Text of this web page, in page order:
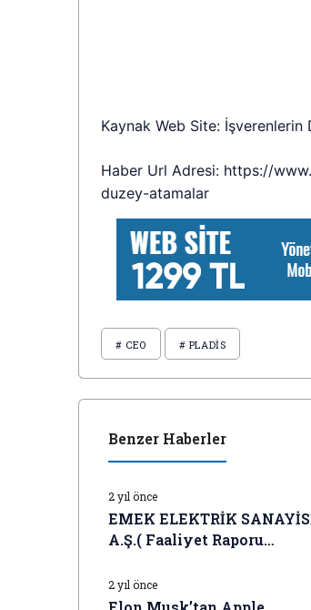
Kaynak Web Site: İşverenlerin
Haber Url Adresi: https://
duzey-atamalar
# CEO # PLADIS
Benzer Haberler
İŞ DÜNYASI HABERLERI
2 yıl önce
EMEK ELEKTRİK
A.Ş.( Faaliyet Raporu
İŞ DÜNYASI HABERLERI
2 yıl önce